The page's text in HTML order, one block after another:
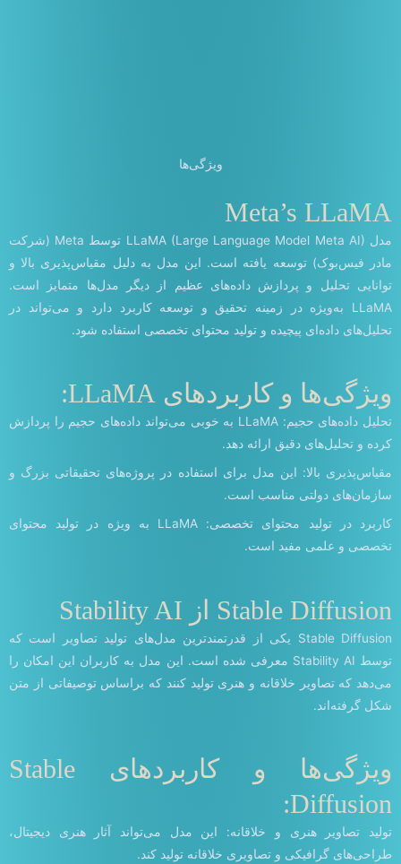
ویژگی‌ها
Meta’s LLaMA
مدل LLaMA (Large Language Model Meta AI) توسط Meta (شرکت
مادر فیس‌بوک) توسعه یافته است. این مدل به دلیل مقیاس‌پذیری بالا و
توانایی تحلیل و پردازش داده‌های عظیم از دیگر مدل‌ها متمایز است.
LLaMA به‌ویژه در زمینه تحقیق و توسعه کاربرد دارد و می‌تواند در
تحلیل‌های داده‌ای پیچیده و تولید محتوای تخصصی استفاده شود.
ویژگی‌ها و کاربردهای LLaMA:
تحلیل داده‌های حجیم: LLaMA به خوبی می‌تواند داده‌های حجیم را پردازش
کرده و تحلیل‌های دقیق ارائه دهد.
مقیاس‌پذیری بالا: این مدل برای استفاده در پروژه‌های تحقیقاتی بزرگ و
سازمان‌های دولتی مناسب است.
کاربرد در تولید محتوای تخصصی: LLaMA به ویژه در تولید محتوای
تخصصی و علمی مفید است.
Stable Diffusion از Stability AI
Stable Diffusion یکی از قدرتمندترین مدل‌های تولید تصاویر است که
توسط Stability AI معرفی شده است. این مدل به کاربران این امکان را
می‌دهد که تصاویر خلاقانه و هنری تولید کنند که براساس توصیفاتی از متن
شکل گرفته‌اند.
ویژگی‌ها و کاربردهای Stable
Diffusion:
تولید تصاویر هنری و خلاقانه: این مدل می‌تواند آثار هنری دیجیتال،
طراحی‌های گرافیکی و تصاویری خلاقانه تولید کند.